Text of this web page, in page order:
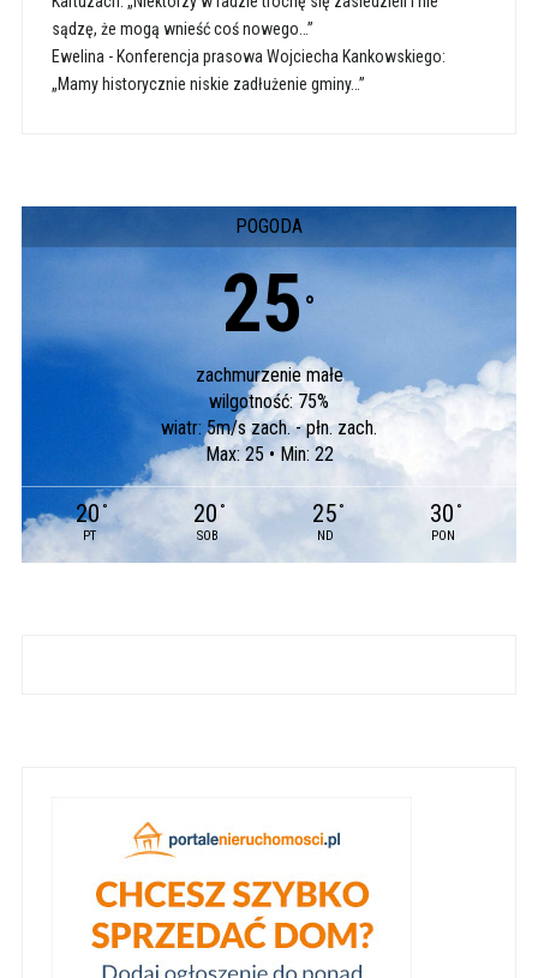
sądzę, że mogą wnieść coś nowego…”
Ewelina - Konferencja prasowa Wojciecha Kankowskiego:
„Mamy historycznie niskie zadłużenie gminy…”
POGODA
25 °
zachmurzenie małe
wilgotność: 75%
wiatr: 5m/s zach. - płn. zach.
Max: 25 • Min: 22
20 °
PT
20 °
SOB
25 °
ND
30 °
PON